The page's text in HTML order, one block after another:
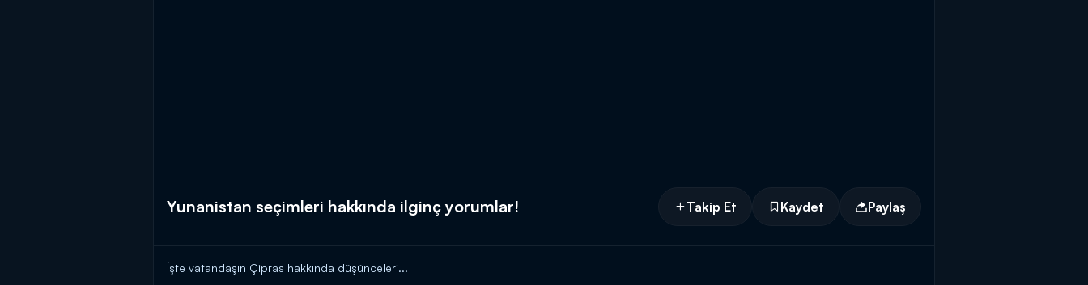
Yunanistan seçimleri hakkında ilginç yorumlar! Takip Et Kaydet Paylaş
İşte vatandaşın Çipras hakkında düşünceleri...